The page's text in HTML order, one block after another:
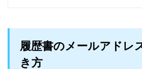
履歴書のメールアドレ
き方